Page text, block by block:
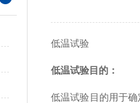
低温试验
低温试验目的 ：
低温试验 目的用于